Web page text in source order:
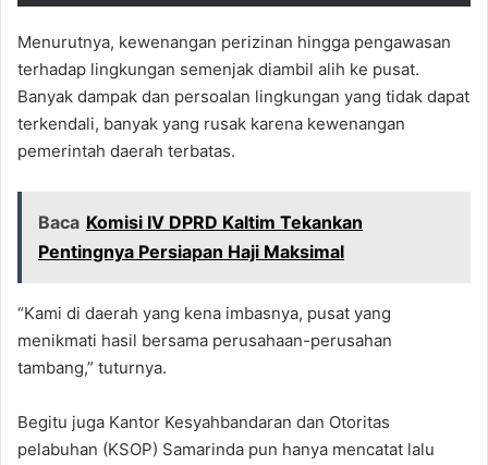
Menurutnya, kewenangan perizinan hingga pengawasan
terhadap lingkungan semenjak diambil alih ke pusat.
Banyak dampak dan persoalan lingkungan yang tidak dapat
terkendali, banyak yang rusak karena kewenangan
pemerintah daerah terbatas.
Baca Komisi IV DPRD Kaltim Tekankan
Pentingnya Persiapan Haji Maksimal
“Kami di daerah yang kena imbasnya, pusat yang
menikmati hasil bersama perusahaan-perusahan
tambang,” tuturnya.
Begitu juga Kantor Kesyahbandaran dan Otoritas
pelabuhan (KSOP) Samarinda pun hanya mencatat lalu